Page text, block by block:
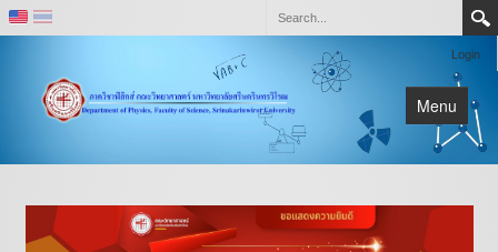
Login
Menu
หน้าหลัก
เกี่ยวกับภาควิชา
ติดต่อ